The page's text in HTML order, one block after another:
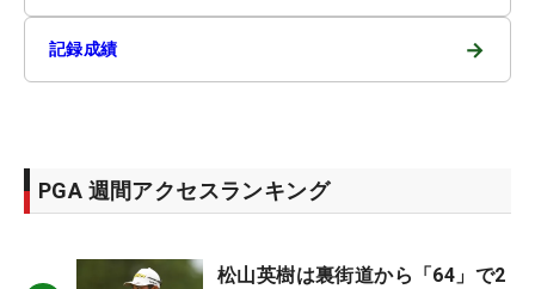
記録成績 →
PGA 週間アクセスランキング
松山英樹は裏街道から「64」で2